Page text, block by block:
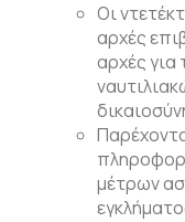
Οι
αρχές
αρχές
μέτρων